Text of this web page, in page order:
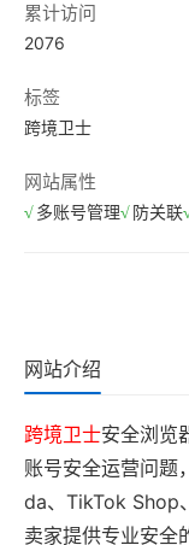
累计访问
2076
标签
跨境卫士
网站属性
多账号管理 防关联
网站介绍
跨境卫士安全浏览
账号安全运营问题
da、TikTok Shop
卖家提供专业安全